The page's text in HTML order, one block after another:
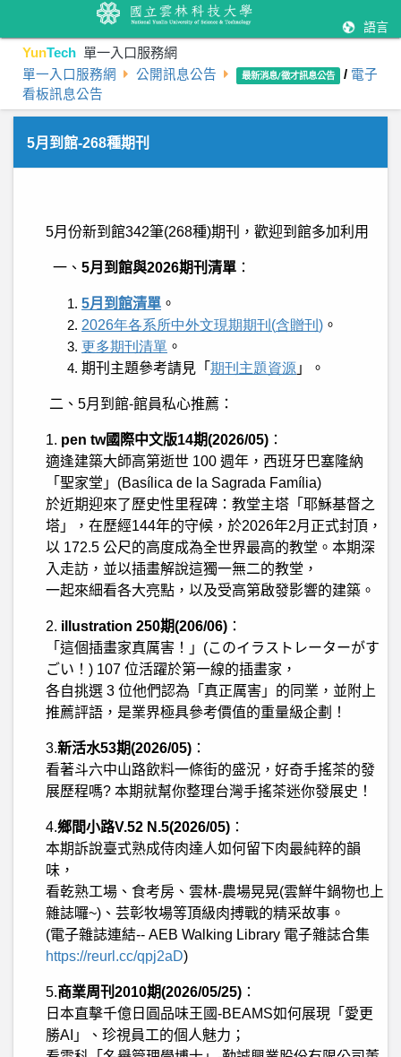
語言
YunTech 單一入口服務網
單一入口服務網 公開訊息公告 最新消息/徵才訊息公告 / 電子
看板訊息公告
5月到館-268種期刊
5月份新到館342筆(268種)期刊，歡迎到館多加利用
一、 5月到館與2026期刊清單 ：
5月到館清單 。
2026年各系所中外文現期期刊 (含贈刊 ) 。
更多期刊清單 。
期刊主題參考請見「 期刊 主題資源 」。
二、 5月到館-館員私心推薦：
1. pen tw國際中文版14期(2026/05) ：
適逢建築大師高第逝世 100 週年，西班牙巴塞隆納
「聖家堂」 (Basí lica de la Sagrada Famí lia)
於近期迎來了歷史性里程碑：教堂主塔「耶穌基督之
塔」，在歷經144年的守候，於2026年2月正式封頂，
以 172.5 公尺的高度成為全世界最高的教堂。本期深
入走訪，並以插畫解說這獨一無二的教堂，
一起來細看各大亮點，以及受高第啟發影響的建築。
2. illustration 250期(206/06) ：
「這個插畫家真厲害！」 (このイラストレーターがす
ごい！ ) 107 位活躍於第一線的插畫家，
各自挑選 3 位他們認為「真正厲害」的同業，並附上
推薦評語，是業界極具參考價值的重量級企劃！
3.新活水53期(2026/05) ：
看著斗六中山路飲料一條街的盛況，好奇手搖茶的發
展歷程嗎? 本期就幫你整理台灣手搖茶迷你發展史！
4.鄉間小路V.52 N.5(2026/05) ：
本期訴說臺式熟成侍肉達人如何留下肉最純粹的韻
味，
看乾熟工場、食考房、雲林-農場晃晃(雲鮮牛鍋物也上
雜誌囉~) 、芸彰牧場等頂級肉搏戰的精采故事。
(電子雜誌連結-- AEB Walking Library 電子雜誌合集
https://reurl.cc/qpj2aD)
5.商業周刊 2010期(2026/05/25) ：
日本直擊千億日圓品味王國-BEAMS如何展現「愛更
勝AI 」、珍視員工的個人魅力；